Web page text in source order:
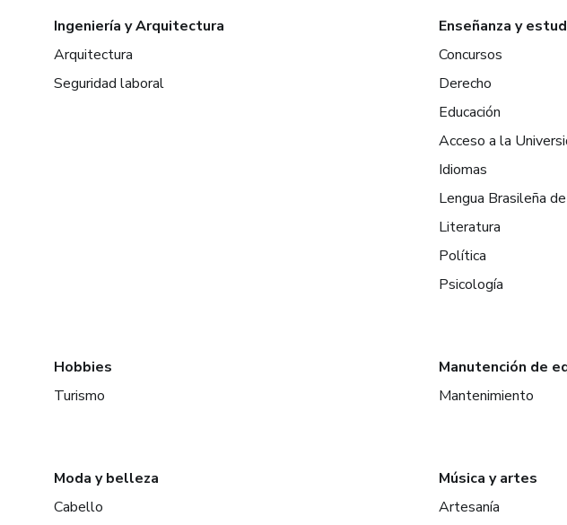
Ingeniería y Arquitectura
Arquitectura
Seguridad laboral
Enseñanza y
Concursos
Derecho
Educación
Acceso a la
Idiomas
Lengua Brasileña
Literatura
Política
Psicología
Hobbies
Turismo
Manutención de
Mantenimiento
Moda y belleza
Cabello
Música y artes
Artesanía